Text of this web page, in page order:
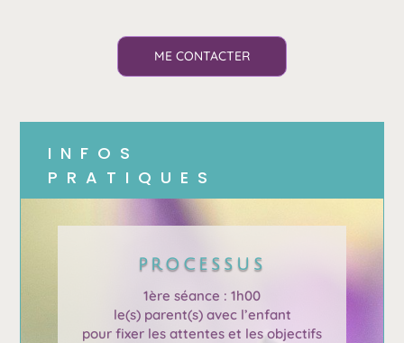
ME CONTACTER
INFOS
PRATIQUES
PROCESSUS
1ère séance : 1h00
le(s) parent(s) avec l’enfant
pour fixer les attentes et les objectifs